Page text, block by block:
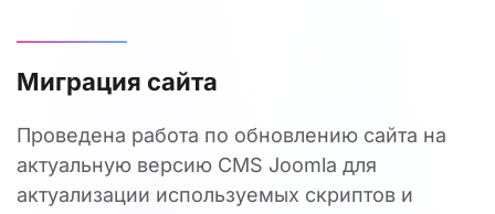
Миграция сайта
Проведена работа по обновлению сайта на
актуальную версию CMS Joomla для
актуализации используемых скриптов и